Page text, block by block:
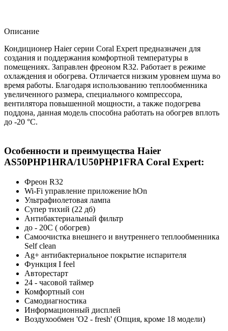
Описание
Кондиционер Haier серии Coral Expert предназначен для
создания и поддержания комфортной температуры в
помещениях. Заправлен фреоном R32. Работает в режиме
охлаждения и обогрева. Отличается низким уровнем шума во
время работы. Благодаря использованию теплообменника
увеличенного размера, специального компрессора,
вентилятора повышенной мощности, а также подогрева
поддона, данная модель способна работать на обогрев вплоть
до -20 °С.
Особенности и преимущества Haier
AS50PHP1HRA/1U50PHP1FRA Coral Expert:
Фреон R32
Wi-Fi управление приложение hOn
Ультрафиолетовая лампа
Супер тихий (22 дб)
Антибактериальный фильтр
до - 20C ( обогрев)
Самоочистка внешнего и внутреннего теплообменника
Self clean
Ag+ антибактериальное покрытие испарителя
Функция I feel
Авторестарт
24 - часовой таймер
Комфортный сон
Самодиагностика
Информационный дисплей
Воздухообмен 'О2 - fresh' (Опция, кроме 18 модели)